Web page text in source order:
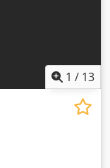
1 / 13